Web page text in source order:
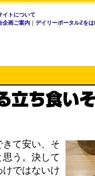
イトについて
企画ご案内 ｜ デイリーポータルZを
て安い、そ
う。決して
ではないけ